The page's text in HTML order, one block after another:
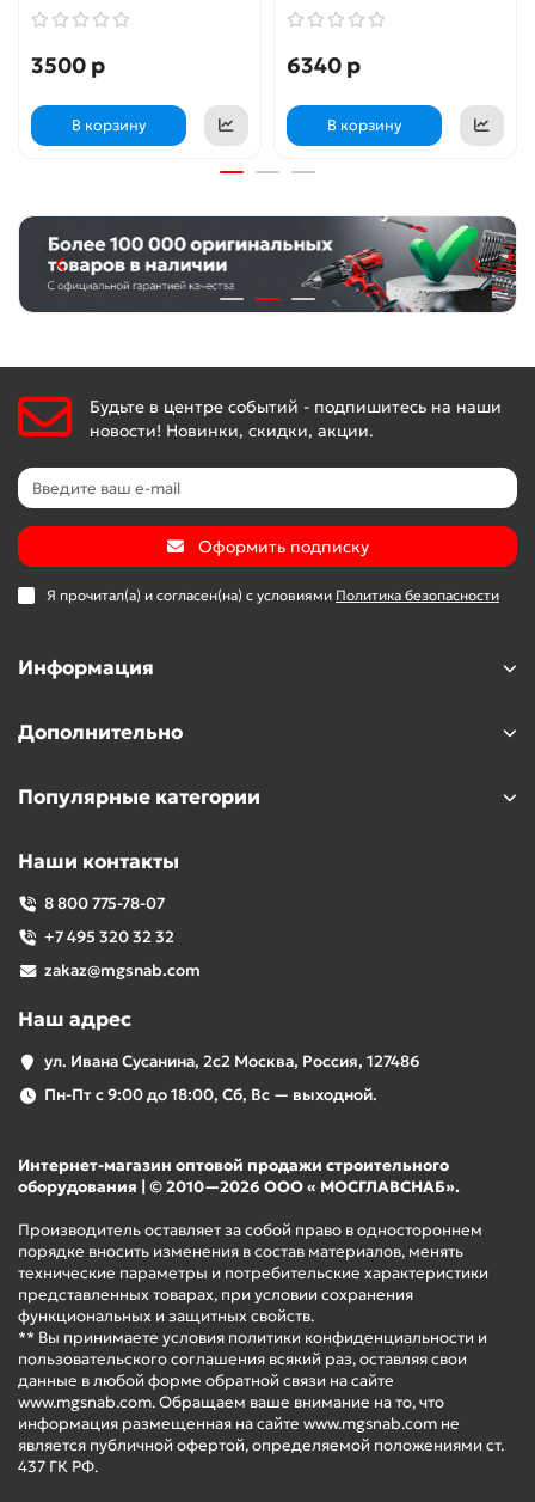
3500 р
В корзину
6340 р
В корзину
Будьте в центре событий - подпишитесь на наши
новости! Новинки, скидки, акции.
Оформить подписку
Я прочитал(а) и согласен(на) с условиями Политика безопасности
Информация
Дополнительно
Популярные категории
Наши контакты
8 800 775-78-07
+7 495 320 32 32
zakaz@mgsnab.com
Наш адрес
ул. Ивана Сусанина, 2с2 Москва, Россия, 127486
Пн-Пт с 9:00 до 18:00, Сб, Вс — выходной.
Интернет-магазин оптовой продажи строительного
оборудования | © 2010—2026 ООО « МОСГЛАВСНАБ».
Производитель оставляет за собой право в одностороннем
порядке вносить изменения в состав материалов, менять
технические параметры и потребительские характеристики
представленных товарах, при условии сохранения
функциональных и защитных свойств.
** Вы принимаете условия политики конфиденциальности и
пользовательского соглашения всякий раз, оставляя свои
данные в любой форме обратной связи на сайте
www.mgsnab.com. Обращаем ваше внимание на то, что
информация размещенная на сайте www.mgsnab.com не
является публичной офертой, определяемой положениями ст.
437 ГК РФ.